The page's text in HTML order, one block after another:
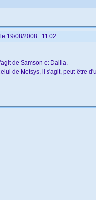
le 19/08/2008 : 11:02
de Samson et Dalila.
de Metsys, il s'agit, peut-être